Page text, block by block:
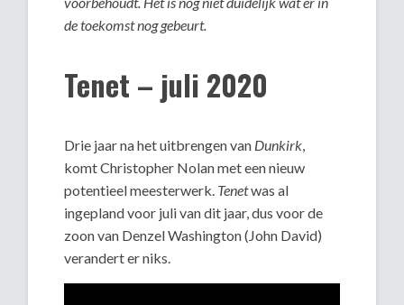
de toekomst nog gebeurt.
Tenet – juli 2020
Drie jaar na het uitbrengen van Dunkirk,
komt Christopher Nolan met een nieuw
potentieel meesterwerk. Tenetwas al
ingepland voor juli van dit jaar, dus voor de
zoon van Denzel Washington (John David)
verandert er niks.